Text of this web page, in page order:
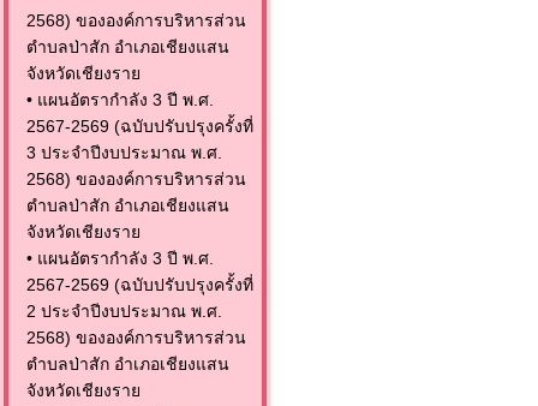
2568) ขององค์การบริหารส่วน
ตำบลป่าสัก อำเภอเชียงแสน
จังหวัดเชียงราย
• แผนอัตรากำลัง 3 ปี พ.ศ.
2567-2569 (ฉบับปรับปรุงครั้งที่
3 ประจำปีงบประมาณ พ.ศ.
2568) ขององค์การบริหารส่วน
ตำบลป่าสัก อำเภอเชียงแสน
จังหวัดเชียงราย
• แผนอัตรากำลัง 3 ปี พ.ศ.
2567-2569 (ฉบับปรับปรุงครั้งที่
2 ประจำปีงบประมาณ พ.ศ.
2568) ขององค์การบริหารส่วน
ตำบลป่าสัก อำเภอเชียงแสน
จังหวัดเชียงราย